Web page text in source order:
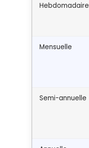
Hebdomadaire
Mensuelle
Semi-annuelle